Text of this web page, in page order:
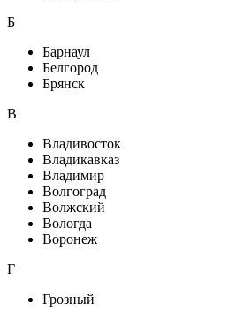
Б
Барнаул
Белгород
Брянск
В
Владивосток
Владикавказ
Владимир
Волгоград
Волжский
Вологда
Воронеж
Г
Грозный